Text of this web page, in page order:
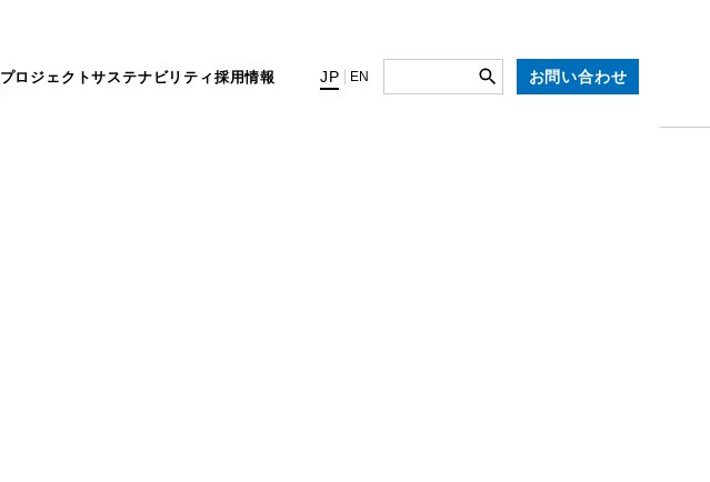
プロジェクトサステナビリティ 採用情報 JP EN お問い合わせ